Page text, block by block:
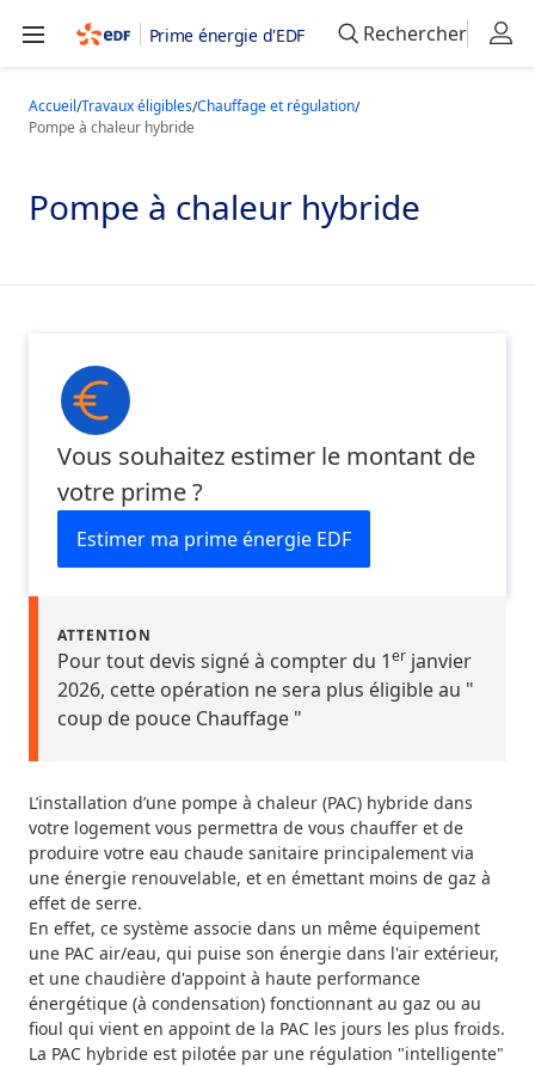
Prime énergie d'EDF Rechercher
Accueil Travaux éligibles Chauffage et régulation
Pompe à chaleur hybride
Pompe à chaleur hybride
Vous souhaitez estimer le montant de
votre prime ?
Estimer ma prime énergie EDF
ATTENTION
Pour tout devis signé à compter du 1er janvier
2026, cette opération ne sera plus éligible au "
coup de pouce Chauffage "
L’installation d’une pompe à chaleur (PAC) hybride dans
votre logement vous permettra de vous chauffer et de
produire votre eau chaude sanitaire principalement via
une énergie renouvelable, et en émettant moins de gaz à
effet de serre.
En effet, ce système associe dans un même équipement
une PAC air/eau, qui puise son énergie dans l'air extérieur,
et une chaudière d'appoint à haute performance
énergétique (à condensation) fonctionnant au gaz ou au
fioul qui vient en appoint de la PAC les jours les plus froids.
La PAC hybride est pilotée par une régulation "intelligente"